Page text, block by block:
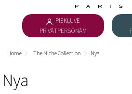
PIEKĻUVE
PRIVĀTPERSONĀM
SIEVIEŠU PARFĪMI
KOSMĒTIKA
Home The Niche Collection Nya
Nya